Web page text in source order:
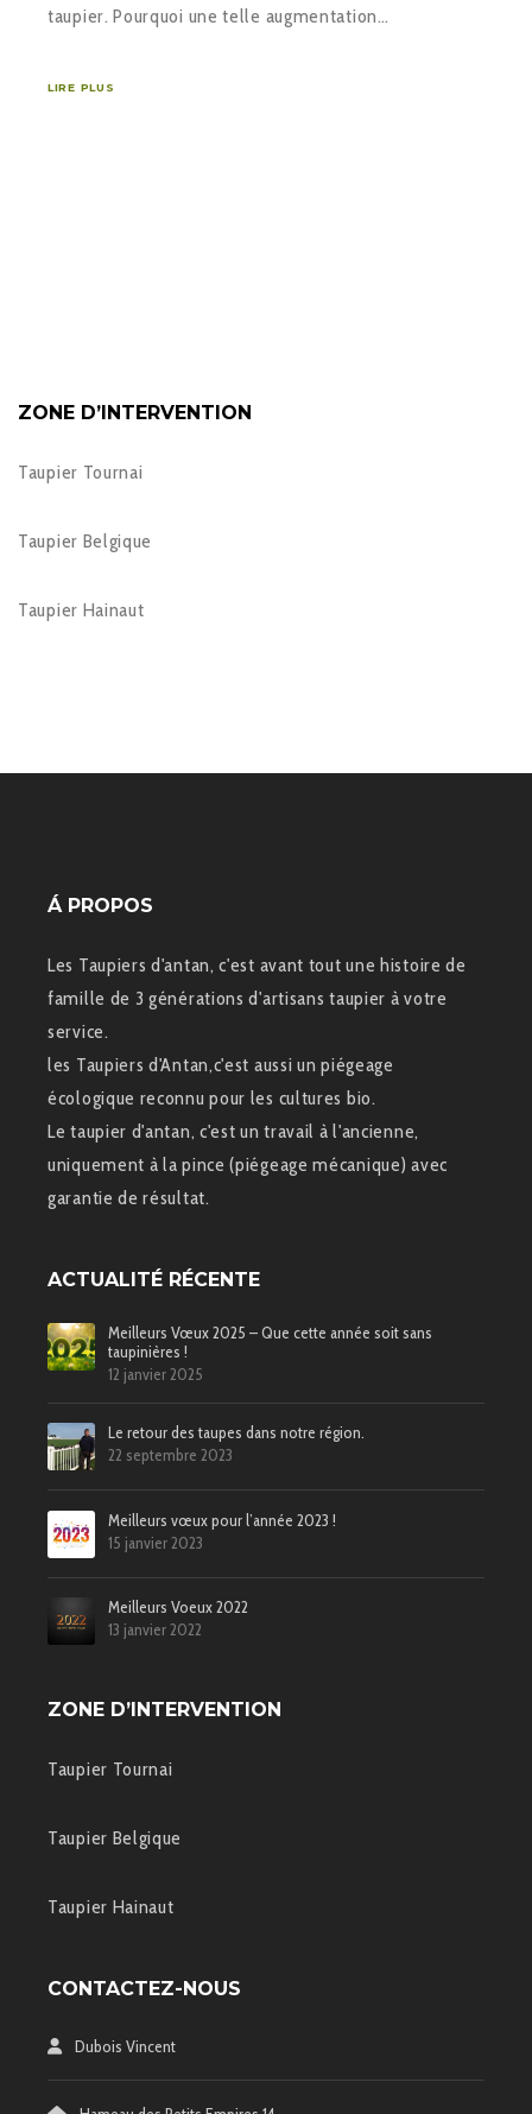
taupier. Pourquoi une telle augmentation…
LIRE PLUS
ZONE D’INTERVENTION
Taupier Tournai
Taupier Belgique
Taupier Hainaut
Á PROPOS
Les Taupiers d'antan, c'est avant tout une histoire de
famille de 3 générations d'artisans taupier à votre
service.
les Taupiers d'Antan,c'est aussi un piégeage
écologique reconnu pour les cultures bio.
Le taupier d'antan, c'est un travail à l'ancienne,
uniquement à la pince (piégeage mécanique) avec
garantie de résultat.
ACTUALITÉ RÉCENTE
Meilleurs Vœux 2025 – Que cette année soit sans
taupinières !
12 janvier 2025
Le retour des taupes dans notre région.
22 septembre 2023
Meilleurs vœux pour l’année 2023 !
15 janvier 2023
Meilleurs Voeux 2022
13 janvier 2022
ZONE D’INTERVENTION
Taupier Tournai
Taupier Belgique
Taupier Hainaut
CONTACTEZ-NOUS
Dubois Vincent